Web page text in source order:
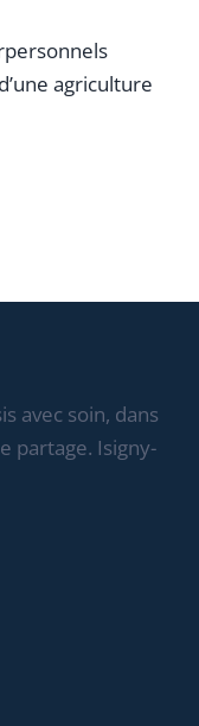
agriculture
avec soin, dans
partage. Isigny-